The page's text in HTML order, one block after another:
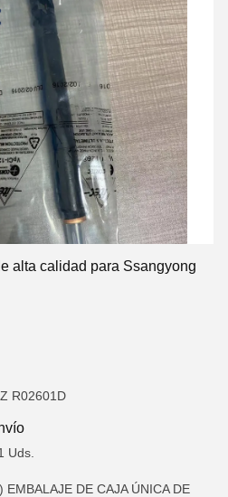
alta calidad para Ssangyong
R02601D
Uds.
DE CAJA ÚNICA DE